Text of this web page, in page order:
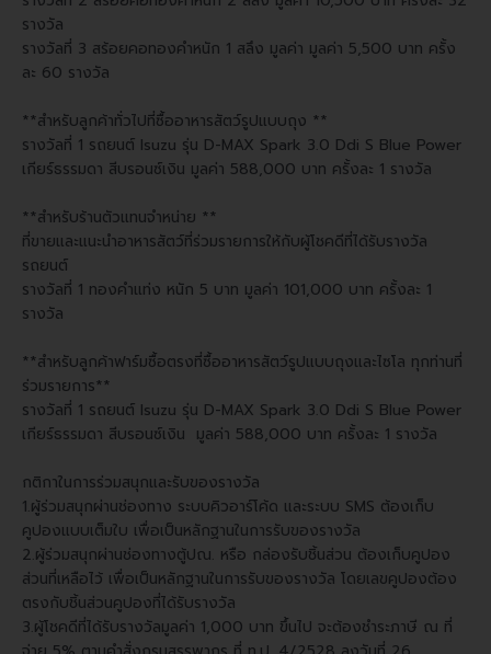
รางวัล
รางวัลที่ 3 สร้อยคอทองคำหนัก 1 สลึง มูลค่า มูลค่า 5,500 บาท ครั้ง
ละ 60 รางวัล
**สำหรับลูกค้าทั่วไปที่ซื้ออาหารสัตว์รูปแบบถุง **
รางวัลที่ 1 รถยนต์ Isuzu รุ่น D-MAX Spark 3.0 Ddi S Blue Power
เกียร์ธรรมดา สีบรอนซ์เงิน มูลค่า 588,000 บาท ครั้งละ 1 รางวัล
**สำหรับร้านตัวแทนจำหน่าย **
ที่ขายและแนะนำอาหารสัตว์ที่ร่วมรายการให้กับผู้โชคดีที่ได้รับรางวัล
รถยนต์
รางวัลที่ 1 ทองคำแท่ง หนัก 5 บาท มูลค่า 101,000 บาท ครั้งละ 1
รางวัล
**สำหรับลูกค้าฟาร์มซื้อตรงที่ซื้ออาหารสัตว์รูปแบบถุงและไซโล ทุกท่านที่
ร่วมรายการ**
รางวัลที่ 1 รถยนต์ Isuzu รุ่น D-MAX Spark 3.0 Ddi S Blue Power
เกียร์ธรรมดา สีบรอนซ์เงิน มูลค่า 588,000 บาท ครั้งละ 1 รางวัล
กติกาในการร่วมสนุกและรับของรางวัล
1.ผู้ร่วมสนุกผ่านช่องทาง ระบบคิวอาร์โค้ด และระบบ SMS ต้องเก็บ
คูปองแบบเต็มใบ เพื่อเป็นหลักฐานในการรับของรางวัล
2.ผู้ร่วมสนุกผ่านช่องทางตู้ปณ. หรือ กล่องรับชิ้นส่วน ต้องเก็บคูปอง
ส่วนที่เหลือไว้ เพื่อเป็นหลักฐานในการรับของรางวัล โดยเลขคูปองต้อง
ตรงกับชิ้นส่วนคูปองที่ได้รับรางวัล
3.ผู้โชคดีที่ได้รับรางวัลมูลค่า 1,000 บาท ขึ้นไป จะต้องชำระภาษี ณ ที่